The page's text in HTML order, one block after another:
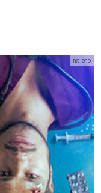
פרסומת